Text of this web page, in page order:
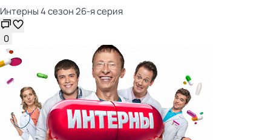
Интерны 4 сезон 26-я серия
0